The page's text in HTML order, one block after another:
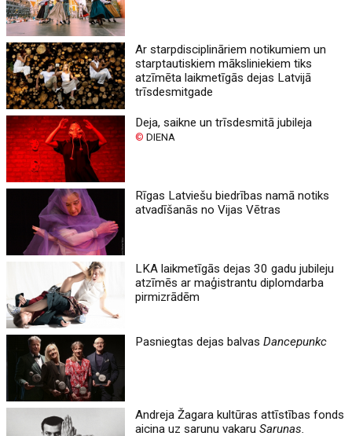
Ar starpdisciplināriem notikumiem un
starptautiskiem māksliniekiem tiks
atzīmēta laikmetīgās dejas Latvijā
trīsdesmitgade
Deja, saikne un trīsdesmitā jubileja
© DIENA
Rīgas Latviešu biedrības namā notiks
atvadīšanās no Vijas Vētras
LKA laikmetīgās dejas 30 gadu jubileju
atzīmēs ar maģistrantu diplomdarba
pirmizrādēm
Pasniegtas dejas balvasDancepunkc
Andreja Žagara kultūras attīstības fonds
aicina uz sarunu vakaruSarunas.